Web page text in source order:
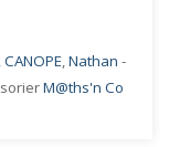
,CANOPE,Nathan -
M@ths'n Co